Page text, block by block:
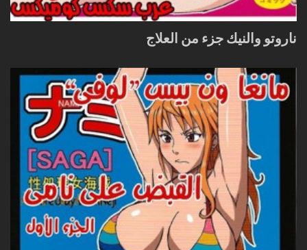
ناروتو والنيك جزء من العلاج